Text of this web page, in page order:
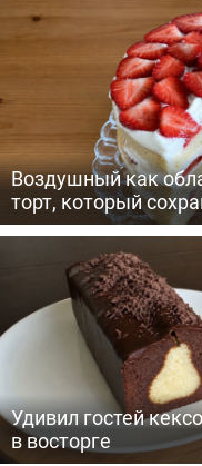
Воздушный как
торт, который
Удивил гостей
в восторге